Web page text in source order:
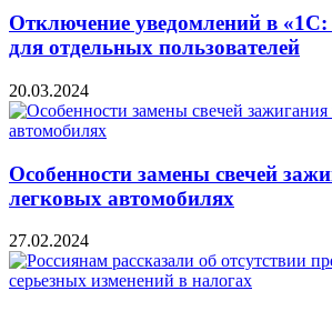
Отключение уведомлений в «1С:
для отдельных пользователей
20.03.2024
Особенности замены свечей
легковых автомобилях
27.02.2024